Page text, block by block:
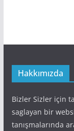
Hakkımızda
Bizler Sizler için
saglayan bir
tanışmalarında